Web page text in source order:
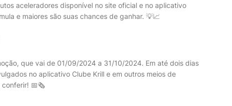
aceleradores disponível no site oficial e no aplicativo
e maiores são suas chances de ganhar. 💡📈
que vai de 01/09/2024 a 31/10/2024. Em até dois dias
no aplicativo Clube Krill e em outros meios de
conferir! 📅🗞️